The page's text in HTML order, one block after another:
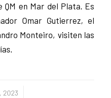
en Mar del Plata. Es
Omar Gutierrez, el
Monteiro, visiten las
2023